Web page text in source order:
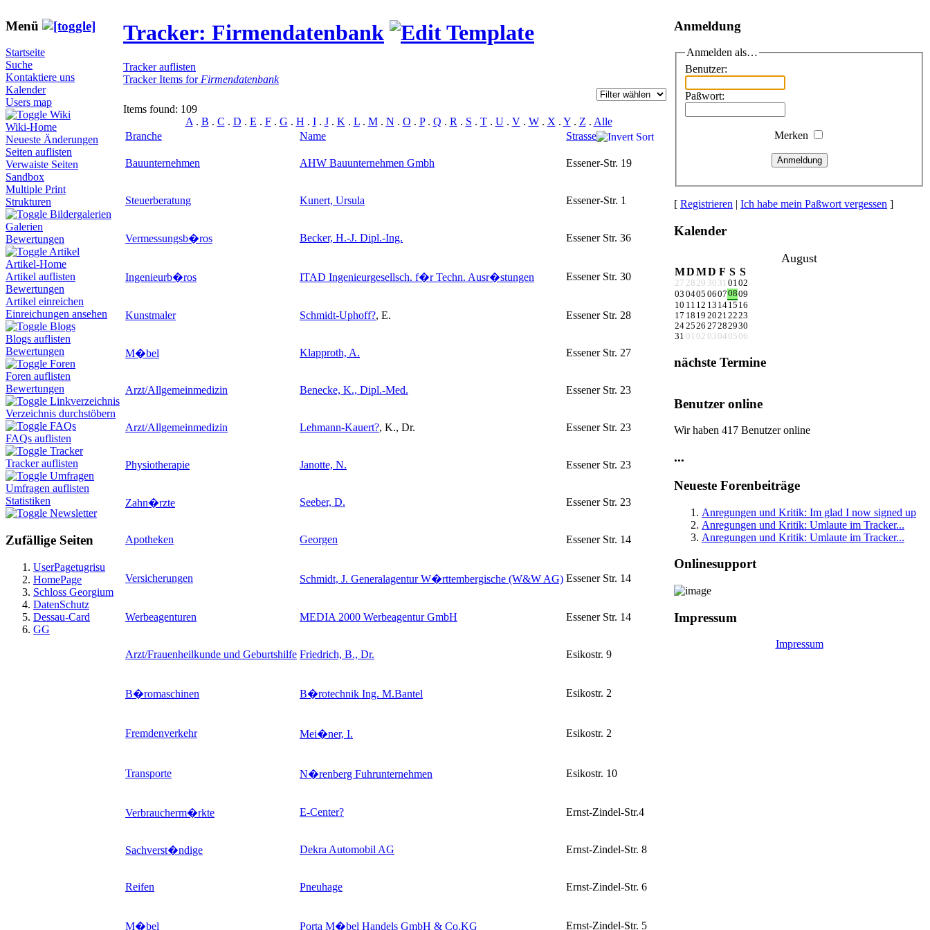
Menü
Startseite
Suche
Kontaktiere uns
Kalender
Users map
Wiki
Wiki-Home
Neueste Änderungen
Seiten auflisten
Verwaiste Seiten
Sandbox
Multiple Print
Strukturen
Bildergalerien
Galerien
Bewertungen
Artikel
Artikel-Home
Artikel auflisten
Bewertungen
Artikel einreichen
Einreichungen ansehen
Blogs
Blogs auflisten
Bewertungen
Foren
Foren auflisten
Bewertungen
Linkverzeichnis
Verzeichnis durchstöbern
FAQs
FAQs auflisten
Tracker
Tracker auflisten
Umfragen
Umfragen auflisten
Statistiken
Newsletter
Zufällige Seiten
UserPagetugrisu
HomePage
Schloss Georgium
DatenSchutz
Dessau-Card
GG
Tracker: Firmendatenbank
Tracker auflisten
Tracker Items for Firmendatenbank
Items found: 109
A . B . C . D . E . F. G . H . I. J. K . L. M. N . O . P. Q . R . S . T. U. V. W. X . Y. Z . Alle
Branche
Name Strasse
Bauunternehmen AHW Bauunternehmen Gmbh Essener-Str. 19
Steuerberatung Kunert, Ursula Essener-Str. 1
Vermessungsb�ros Becker, H.-J. Dipl.-Ing. Essener Str. 36
Ingenieurb�ros ITAD Ingenieurgesellsch. f�r Techn. Ausr�stungen Essener Str. 30
Kunstmaler Schmidt-Uphoff?, E. Essener Str. 28
M�bel Klapproth, A. Essener Str. 27
Arzt/Allgemeinmedizin Benecke, K., Dipl.-Med. Essener Str. 23
Arzt/Allgemeinmedizin Lehmann-Kauert?, K., Dr. Essener Str. 23
Physiotherapie Janotte, N. Essener Str. 23
Zahn�rzte Seeber, D. Essener Str. 23
Apotheken Georgen Essener Str. 14
Versicherungen Schmidt, J. Generalagentur W�rttembergische (W&W AG) Essener Str. 14
Werbeagenturen MEDIA 2000 Werbeagentur GmbH Essener Str. 14
Arzt/Frauenheilkunde und Geburtshilfe Friedrich, B., Dr. Esikostr. 9
B�romaschinen B�rotechnik Ing. M.Bantel Esikostr. 2
Fremdenverkehr Mei�ner, I. Esikostr. 2
Transporte N�renberg Fuhrunternehmen Esikostr. 10
Verbraucherm�rkte E-Center? Ernst-Zindel-Str.4
Sachverst�ndige Dekra Automobil AG Ernst-Zindel-Str. 8
Reifen Pneuhage Ernst-Zindel-Str. 6
M�bel Porta M�bel Handels GmbH & Co.KG Ernst-Zindel-Str. 5
Anmeldung
Anmelden als…
Benutzer:
Paßwort:
Merken
Anmeldung
[ Registrieren | Ich habe mein Paßwort vergessen ]
Kalender
August
MDMD F S S
27 28 29 30 31 0102
03 0405 06070809
10 11 12 13 1415 16
17 18 19 20212223
242526 27282930
31 01 02 03 04 05 06
nächste Termine
Benutzer online
Wir haben 417 Benutzer online
...
Neueste Forenbeiträge
Anregungen und Kritik: Im glad I now signed up
Anregungen und Kritik: Umlaute im Tracker...
Anregungen und Kritik: Umlaute im Tracker...
Onlinesupport
Impressum
Impressum